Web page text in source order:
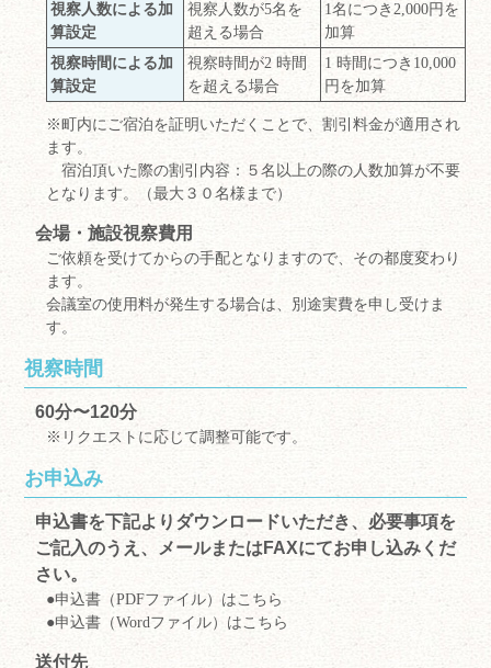
視察人数による加
算設定
視察人数が5名を
超える場合
1名につき2,000円を
加算
視察時間による加
算設定
視察時間が2 時間
を超える場合
1 時間につき10,000
円を加算
※町内にご宿泊を証明いただくことで、割引料金が適用され
ます。
宿泊頂いた際の割引内容：５名以上の際の人数加算が不要
となります。（最大３０名様まで）
会場・施設視察費用
ご依頼を受けてからの手配となりますので、その都度変わり
ます。
会議室の使用料が発生する場合は、別途実費を申し受けま
す。
視察時間
60分〜120分
※リクエストに応じて調整可能です。
お申込み
申込書を下記よりダウンロードいただき、必要事項を
ご記入のうえ、メールまたはFAXにてお申し込みくだ
さい。
●申込書（PDFファイル）はこちら
●申込書（Wordファイル）はこちら
送付先